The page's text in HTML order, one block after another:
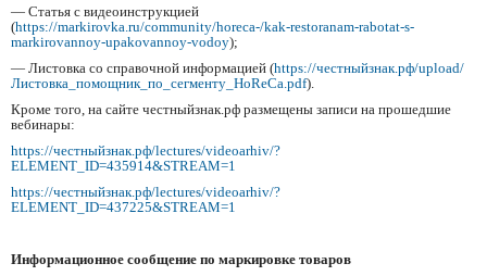
— Статья с видеоинструкцией
(https://markirovka.ru/community/horeca-/kak-restoranam-rabotat-s-
markirovannoy-upakovannoy-vodoy);
— Листовка со справочной информацией (https://честныйзнак.рф/upload/
Листовка_помощник_по_сегменту_HoReCa.pdf).
Кроме того, на сайте честныйзнак.рф размещены записи на прошедшие
вебинары:
https://честныйзнак.рф/lectures/videoarhiv/?
ELEMENT_ID=435914&STREAM=1
https://честныйзнак.рф/lectures/videoarhiv/?
ELEMENT_ID=437225&STREAM=1
Информационное сообщение по маркировке товаров